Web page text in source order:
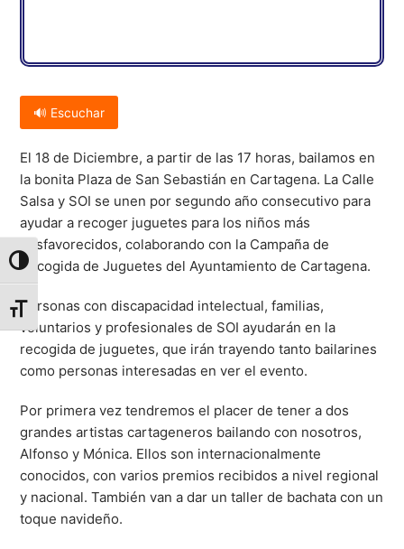
Alternar alto contraste
Alternar tamaño de letra
🔊 Escuchar
El 18 de Diciembre, a partir de las 17 horas, bailamos en
la bonita Plaza de San Sebastián en Cartagena. La Calle
Salsa y SOI se unen por segundo año consecutivo para
ayudar a recoger juguetes para los niños más
desfavorecidos, colaborando con la Campaña de
Recogida de Juguetes del Ayuntamiento de Cartagena.
Personas con discapacidad intelectual, familias,
voluntarios y profesionales de SOI ayudarán en la
recogida de juguetes, que irán trayendo tanto bailarines
como personas interesadas en ver el evento.
Por primera vez tendremos el placer de tener a dos
grandes artistas cartageneros bailando con nosotros,
Alfonso y Mónica. Ellos son internacionalmente
conocidos, con varios premios recibidos a nivel regional
y nacional. También van a dar un taller de bachata con un
toque navideño.